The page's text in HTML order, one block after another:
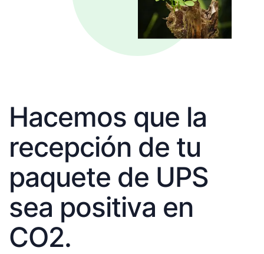
Hacemos que la
recepción de tu
paquete de UPS
sea positiva en
CO2.